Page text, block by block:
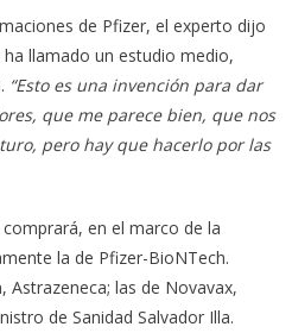
de Pfizer, el experto dijo
llamado un estudio medio,
“Esto es una invención para dar
que me parece bien, que nos
pero hay que hacerlo por las
en el marco de la
la de Pfizer-BioNTech.
Astrazeneca; las de Novavax,
de Sanidad Salvador Illa.